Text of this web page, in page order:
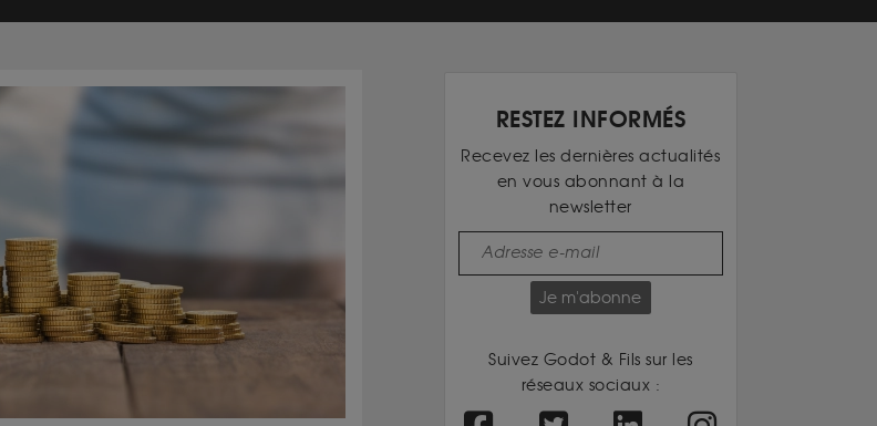
RESTEZ INFORMÉS
Recevez les dernières actualités
en vous abonnant à la
newsletter
Je m'abonne
Suivez Godot & Fils sur les
réseaux sociaux :